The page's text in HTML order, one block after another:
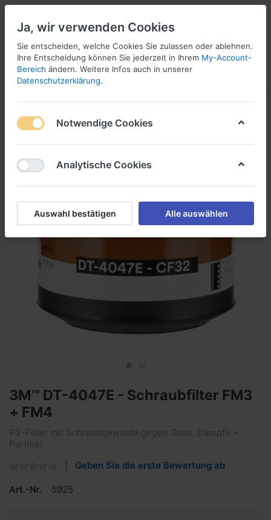
Menü Anmelden Vergleichen Wunschliste
1
3M™ DT-4047E - Schraubfilter FM3
+ FM4
P3-Filter mit Schraubgewinde gegen Gase, Dämpfe +
Partikel
Geben Sie die erste Bewertung ab
Art.-Nr. 5925
Ja, wir verwenden Cookies
Sie entscheiden, welche Cookies Sie zulassen oder ablehnen.
Ihre Entscheidung können Sie jederzeit in Ihrem My-Account-
Bereich ändern. Weitere Infos auch in unserer
Datenschutzerklärung.
Notwendige Cookies
Analytische Cookies
Auswahl bestätigen Alle auswählen